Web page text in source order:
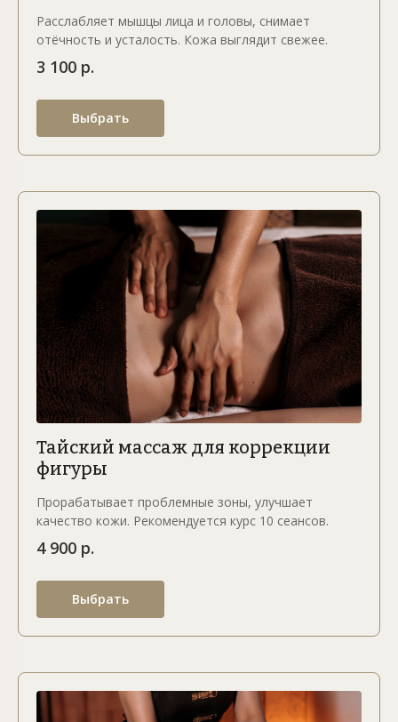
Расслабляет мышцы лица и головы, снимает
отёчность и усталость. Кожа выглядит свежее.
3 100 р.
Выбрать
Тайский массаж для коррекции
фигуры
Прорабатывает проблемные зоны, улучшает
качество кожи. Рекомендуется курс 10 сеансов.
4 900 р.
Выбрать